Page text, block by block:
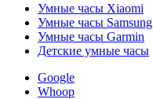
Умные часы Xiaomi
Умные часы Samsung
Умные часы Garmin
Детские умные часы
Google
Whoop